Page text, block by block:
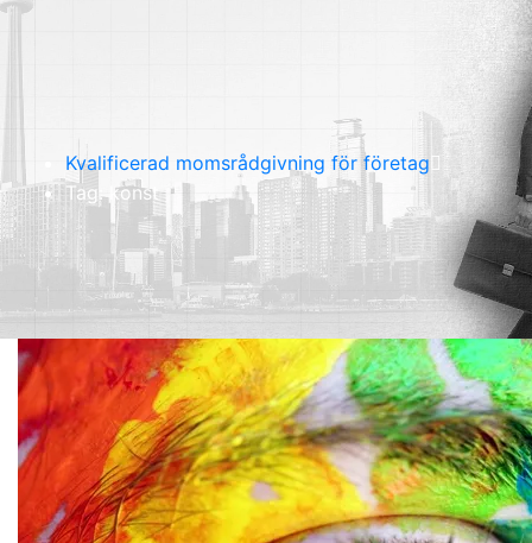
Kvalificerad momsrådgivning för företag
Tag: konst